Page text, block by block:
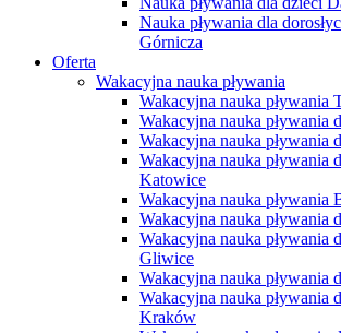
Nauka pływania dla
Górnicza
Oferta
Wakacyjna nauka pływania
Wakacyjna nauka pływania
Wakacyjna nauka pływania
Wakacyjna nauka pływania
Wakacyjna nauka pływania
Katowice
Wakacyjna nauka pływania
Wakacyjna nauka pływania
Wakacyjna nauka pływania
Gliwice
Wakacyjna nauka pływania
Wakacyjna nauka pływania
Kraków